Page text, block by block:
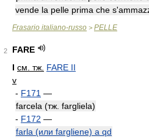
vende la pelle prima che
Frasario italiano-russo > PELLE
2
FARE
I см. тж. FARE II
v
- F171 —
farcela (тж. fargliela)
- F172 —
farla (или fargliene) a qd